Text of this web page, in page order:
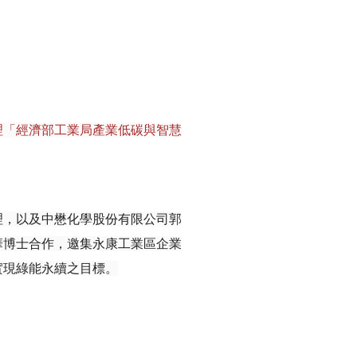
經濟部工業局產業低碳與智慧
以及中懋化學股份有限公司郭
士合作，邀集永康工業區企業
綠能永續之目標。